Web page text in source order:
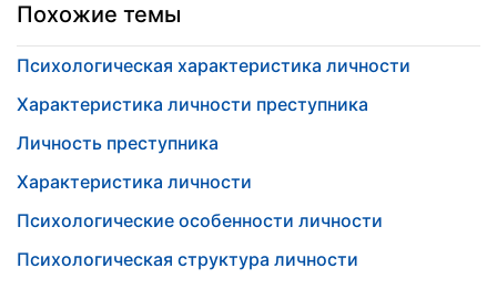
Похожие темы
Психологическая характеристика личности
Характеристика личности преступника
Личность преступника
Характеристика личности
Психологические особенности личности
Психологическая структура личности